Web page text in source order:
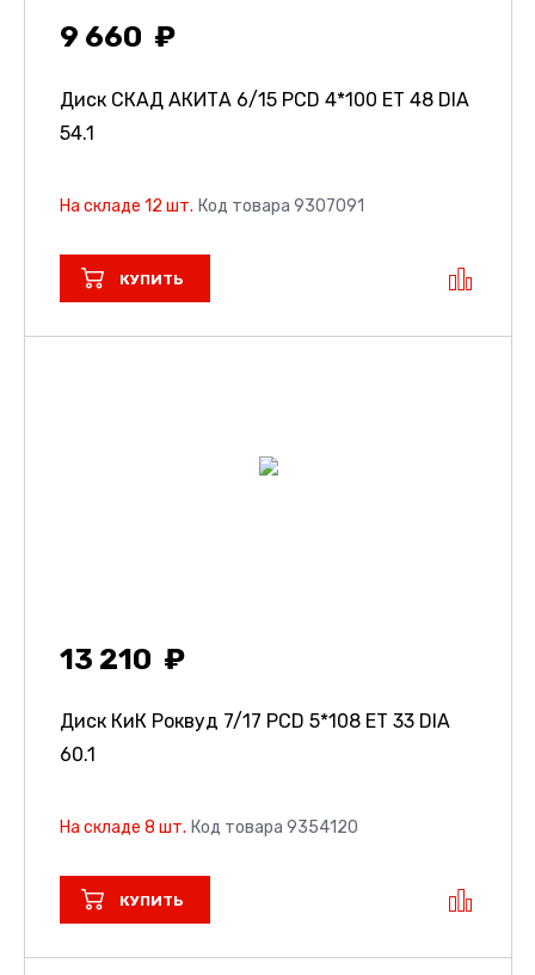
9 660
Диск СКАД АКИТА 6/15 PCD 4*100 ET 48 DIA
54.1
На складе 12 шт. Код товара 9307091
КУПИТЬ
13 210
Диск КиК Роквуд 7/17 PCD 5*108 ET 33 DIA
60.1
На складе 8 шт. Код товара 9354120
КУПИТЬ